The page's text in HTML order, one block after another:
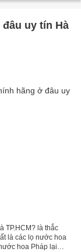
uy tín Hà
TP.HCM? là thắc
là các lọ nước hoa
hoa Pháp lại